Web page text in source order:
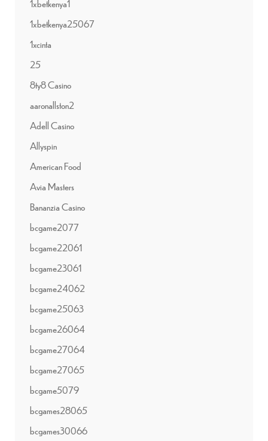
1xbetkenya1
1xbetkenya25067
1xcinta
25
8ty8 Casino
aaronallston2
Adell Casino
Allyspin
American Food
Avia Masters
Bananzia Casino
bcgame2077
bcgame22061
bcgame23061
bcgame24062
bcgame25063
bcgame26064
bcgame27064
bcgame27065
bcgame5079
bcgames28065
bcgames30066